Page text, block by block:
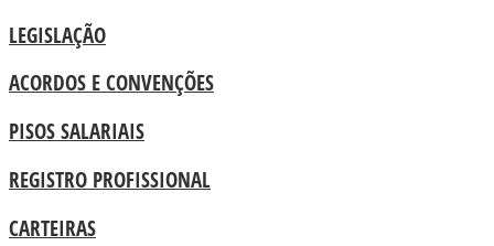
LEGISLAÇÃO
ACORDOS E CONVENÇÕES
PISOS SALARIAIS
REGISTRO PROFISSIONAL
CARTEIRAS